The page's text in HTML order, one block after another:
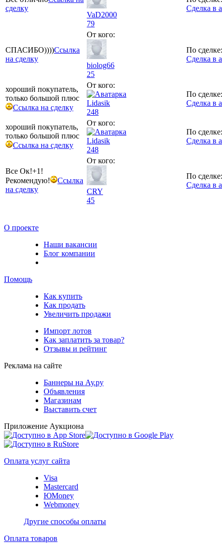
сделку
VaD2000
79
Сделка в
СПАСИБО))))Ссылка
на сделку
От кого:
biolog66
25
По сделке:
Сделка в
хороший покупатель,
только большой плюс
Ссылка на сделку
От кого:
Lidasik
248
По сделке:
Сделка в
хороший покупатель,
только большой плюс
Ссылка на сделку
От кого:
Lidasik
248
По сделке:
Сделка в
Все Ок!+1!
Рекомендую!
Ссылка
на сделку
От кого:
CRY
45
По сделке:
Сделка в
О проекте
Наши вакансии
Блог компании
Помощь
Как купить
Как продать
Увеличить продажи
Импорт лотов
Как заплатить за товар?
Отзывы и рейтинг
Реклама на сайте
Баннеры на Ау.ру
Объявления
Магазинам
Выставить счет
Приложение Аукциона
Оплата услуг сайта
Visa
Mastercard
ЮMoney
Webmoney
Другие способы оплаты
Оплата товаров